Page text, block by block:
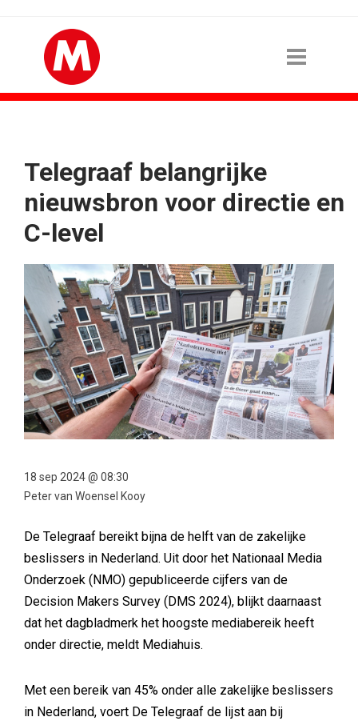
Telegraaf belangrijke
nieuwsbron voor directie en
C-level
18 sep 2024 @ 08:30
Peter van Woensel Kooy
De Telegraaf bereikt bijna de helft van de zakelijke
beslissers in Nederland. Uit door het Nationaal Media
Onderzoek (NMO) gepubliceerde cijfers van de
Decision Makers Survey (DMS 2024), blijkt daarnaast
dat het dagbladmerk het hoogste mediabereik heeft
onder directie, meldt Mediahuis.
Met een bereik van 45% onder alle zakelijke beslissers
in Nederland, voert De Telegraaf de lijst aan bij